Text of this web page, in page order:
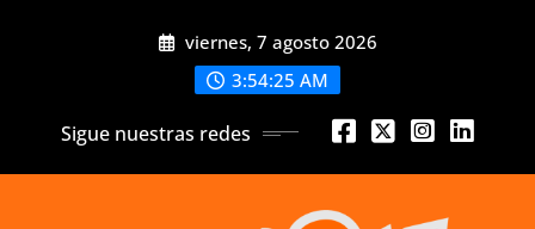
viernes, 7 agosto 2026
3:54:26 AM
Sigue nuestras redes